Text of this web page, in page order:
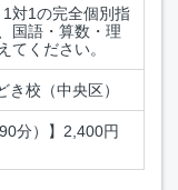
1対1の完全個別指
国語・算数・理
てください。
校（中央区）
分）】2,400円